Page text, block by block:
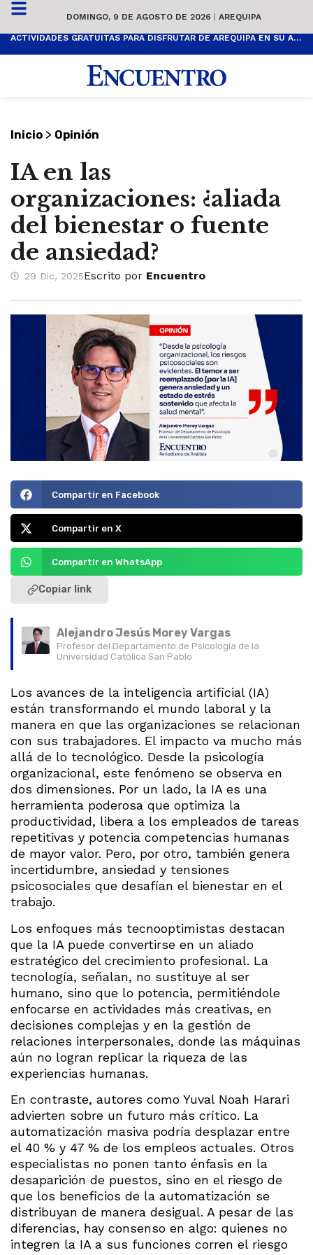
DOMINGO, 9 DE AGOSTO DE 2026 | AREQUIPA
ACTIVIDADES GRATUITAS PARA DISFRUTAR DE AREQUIPA EN SU ANIVERSARIO
Inicio > Opinión
IA en las
organizaciones: ¿aliada
del bienestar o fuente
de ansiedad?
29 Dic, 2025Escrito por Encuentro
Compartir en Facebook
Compartir en X
Compartir en WhatsApp
Copiar link
Alejandro Jesús Morey Vargas
Profesor del Departamento de Psicología de la
Universidad Católica San Pablo
Los avances de la inteligencia artificial (IA)
están transformando el mundo laboral y la
manera en que las organizaciones se relacionan
con sus trabajadores. El impacto va mucho más
allá de lo tecnológico. Desde la psicología
organizacional, este fenómeno se observa en
dos dimensiones. Por un lado, la IA es una
herramienta poderosa que optimiza la
productividad, libera a los empleados de tareas
repetitivas y potencia competencias humanas
de mayor valor. Pero, por otro, también genera
incertidumbre, ansiedad y tensiones
psicosociales que desafían el bienestar en el
trabajo.
Los enfoques más tecnooptimistas destacan
que la IA puede convertirse en un aliado
estratégico del crecimiento profesional. La
tecnología, señalan, no sustituye al ser
humano, sino que lo potencia, permitiéndole
enfocarse en actividades más creativas, en
decisiones complejas y en la gestión de
relaciones interpersonales, donde las máquinas
aún no logran replicar la riqueza de las
experiencias humanas.
En contraste, autores como Yuval Noah Harari
advierten sobre un futuro más crítico. La
automatización masiva podría desplazar entre
el 40 % y 47 % de los empleos actuales. Otros
especialistas no ponen tanto énfasis en la
desaparición de puestos, sino en el riesgo de
que los beneficios de la automatización se
distribuyan de manera desigual. A pesar de las
diferencias, hay consenso en algo: quienes no
integren la IA a sus funciones corren el riesgo